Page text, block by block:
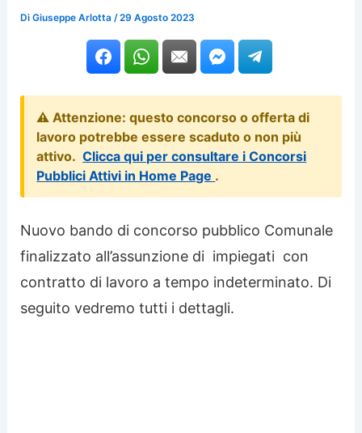
DiGiuseppe Arlotta /29 Agosto 2023
⚠️ Attenzione: questo concorso o offerta di
lavoro potrebbe essere scaduto o non più
attivo. Clicca qui per consultare i Concorsi
Pubblici Attivi in Home Page .
Nuovo bando di concorso pubblico Comunale
finalizzato all’assunzione di impiegati con
contratto di lavoro a tempo indeterminato. Di
seguito vedremo tutti i dettagli.